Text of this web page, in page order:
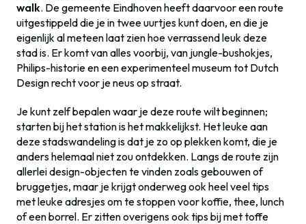
walk. De gemeente Eindhoven heeft daarvoor een route
uitgestippeld die je in twee uurtjes kunt doen, en die je
eigenlijk al meteen laat zien hoe verrassend leuk deze
stad is. Er komt van alles voorbij, van jungle-bushokjes,
Philips-historie en een experimenteel museum tot Dutch
Design recht voor je neus op straat.
Je kunt zelf bepalen waar je deze route wilt beginnen;
starten bij het station is het makkelijkst. Het leuke aan
deze stadswandeling is dat je zo op plekken komt, die je
anders helemaal niet zou ontdekken. Langs de route zijn
allerlei design-objecten te vinden zoals gebouwen of
bruggetjes, maar je krijgt onderweg ook heel veel tips
met leuke adresjes om te stoppen voor koffie, thee, lunch
of een borrel. Er zitten overigens ook tips bij met toffe